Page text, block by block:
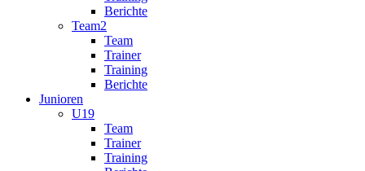
Berichte
Team2
Team
Trainer
Training
Berichte
Junioren
U19
Team
Trainer
Training